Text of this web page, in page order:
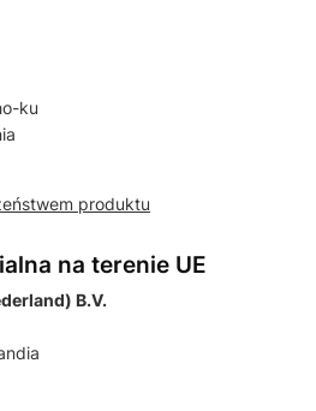
ku
produktu
na terenie UE
B.V.